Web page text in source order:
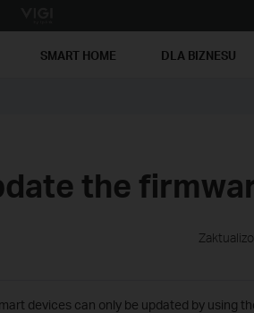
SMART HOME DLA BIZNESU
the
devices can only be updated by using